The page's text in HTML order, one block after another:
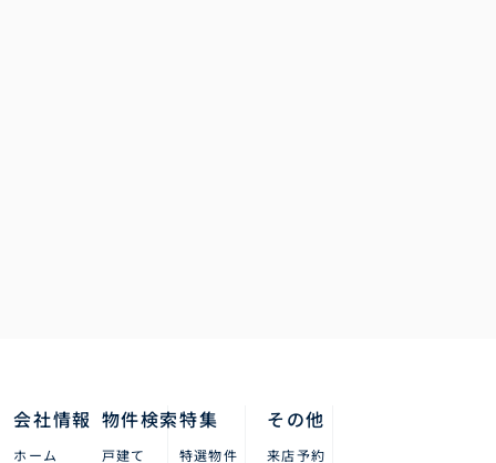
会社情報
ホーム
物件検索
戸建て
特集
特選物件
その他
来店予約